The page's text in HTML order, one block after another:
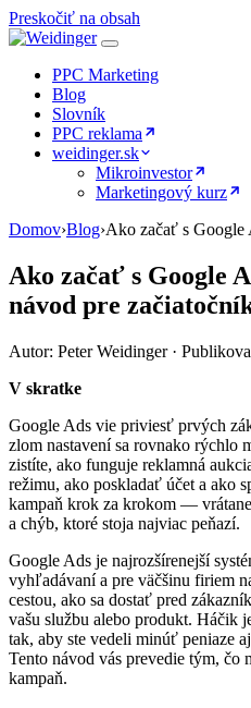
Preskočiť na obsah
PPC Marketing
Blog
Slovník
PPC reklama
weidinger.sk
Mikroinvestor
Marketingový kurz
Domov›Blog›Ako začať s Google
Ako začať s Google
návod pre
Autor: Peter Weidinger ·
V skratke
Google Ads vie priviesť prvých
zlom nastavení sa rovnako rýchlo
zistíte, ako funguje reklamná
režimu, ako poskladať účet a ako
kampaň krok za krokom —
a chýb, ktoré stoja najviac peňazí.
Google Ads je najrozšírenejší
vyhľadávaní a pre väčšinu firiem
cestou, ako sa dostať pred
vašu službu alebo produkt. Háčik
tak, aby ste vedeli minúť peniaze
Tento návod vás prevedie tým, čo
kampaň.